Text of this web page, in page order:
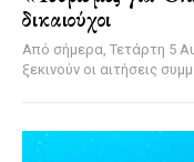
δικαιούχοι
Από σήμερα, Τετάρτη 5
ξεκινούν οι αιτήσεις